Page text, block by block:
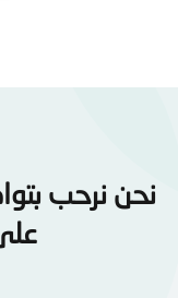
نحن نرحب